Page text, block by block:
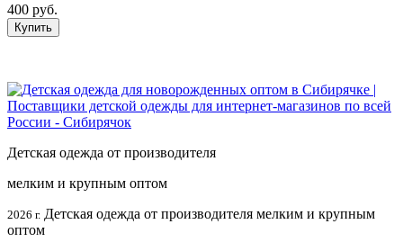
400 руб.
Купить
Детская одежда от производителя
мелким и крупным оптом
2026 г. Детская одежда от производителя мелким и крупным
оптом